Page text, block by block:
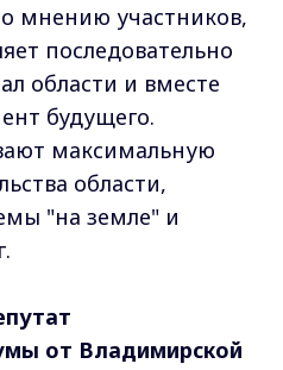
мнению участников,
последовательно
области и вместе
будущего.
максимальную
области,
"на земле" и
от Владимирской